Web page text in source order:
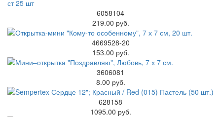
6058104
219.00 руб.
4669528-20
153.00 руб.
3606081
8.00 руб.
628158
1095.00 руб.